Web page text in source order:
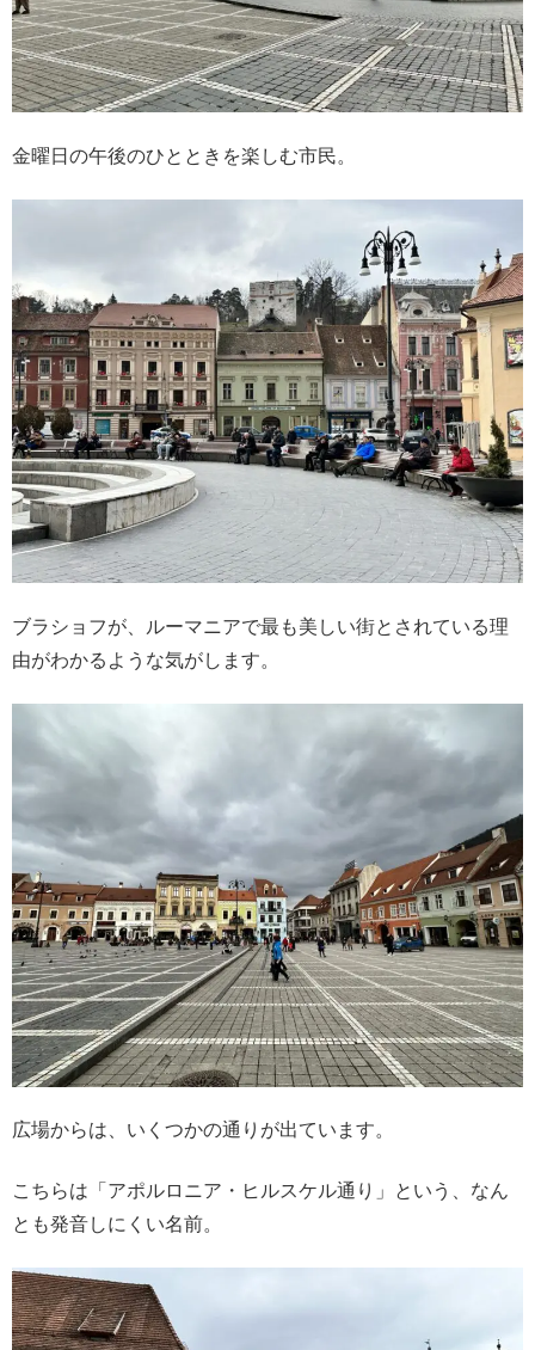
金曜日の午後のひとときを楽しむ市民。
ブラショフが、ルーマニアで最も美しい街とされている理
由がわかるような気がします。
広場からは、いくつかの通りが出ています。
こちらは「アポルロニア・ヒルスケル通り」という、なん
とも発音しにくい名前。